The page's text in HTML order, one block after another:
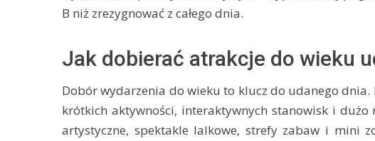
B niż zrezygnować z całego dnia.
Jak dobierać atrakcje do wieku
Dobór wydarzenia do wieku to klucz do udanego
krótkich aktywności, interaktywnych stanowisk i
artystyczne, spektakle lalkowe, strefy zabaw i mini